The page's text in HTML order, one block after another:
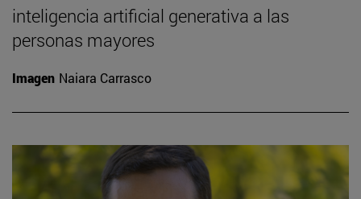
inteligencia artificial generativa a las
personas mayores
Imagen Naiara Carrasco